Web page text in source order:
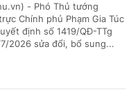
- Phó Thủ tướng
Chính phủ Phạm Gia Túc
định số 1419/QĐ-TTg
2026 sửa đổi, bổ sung...